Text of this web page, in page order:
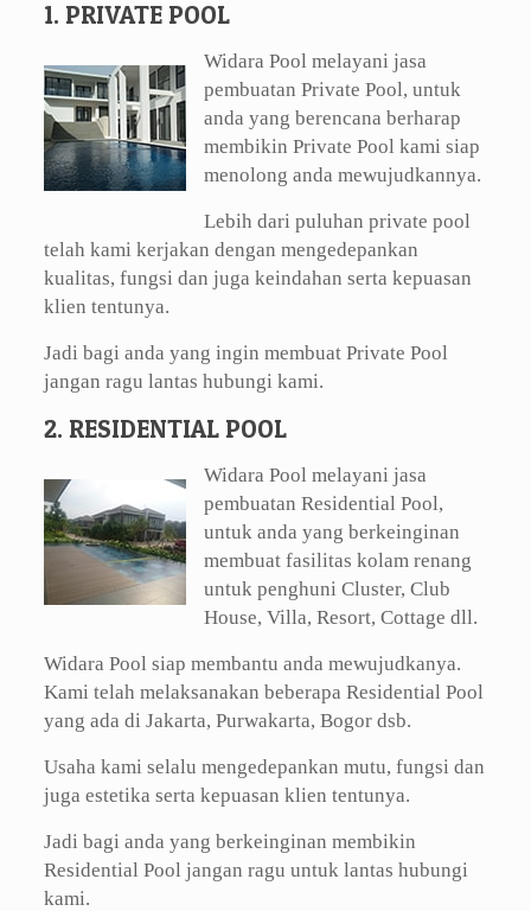
1. PRIVATE POOL
Widara Pool melayani jasa
pembuatan Private Pool, untuk
anda yang berencana berharap
membikin Private Pool kami siap
menolong anda mewujudkannya.
Lebih dari puluhan private pool
telah kami kerjakan dengan mengedepankan
kualitas, fungsi dan juga keindahan serta kepuasan
klien tentunya.
Jadi bagi anda yang ingin membuat Private Pool
jangan ragu lantas hubungi kami.
2. RESIDENTIAL POOL
Widara Pool melayani jasa
pembuatan Residential Pool,
untuk anda yang berkeinginan
membuat fasilitas kolam renang
untuk penghuni Cluster, Club
House, Villa, Resort, Cottage dll.
Widara Pool siap membantu anda mewujudkanya.
Kami telah melaksanakan beberapa Residential Pool
yang ada di Jakarta, Purwakarta, Bogor dsb.
Usaha kami selalu mengedepankan mutu, fungsi dan
juga estetika serta kepuasan klien tentunya.
Jadi bagi anda yang berkeinginan membikin
Residential Pool jangan ragu untuk lantas hubungi
kami.